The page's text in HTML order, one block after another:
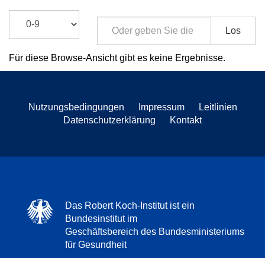
Los
Für diese Browse-Ansicht gibt es keine Ergebnisse.
Nutzungsbedingungen Impressum
Leitlinien
Datenschutzerklärung
Kontakt
Das Robert Koch-Institut ist ein
Bundesinstitut im
Geschäftsbereich des Bundesministeriums
für Gesundheit